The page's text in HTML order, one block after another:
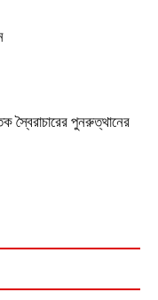
স্বৈরাচারের পুনরুত্থানের